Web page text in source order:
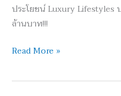
ประโยชน์ Luxury Lifestyles
ล้านบาท!!!
ครั้ง
ใหญ่!!!
Read More »